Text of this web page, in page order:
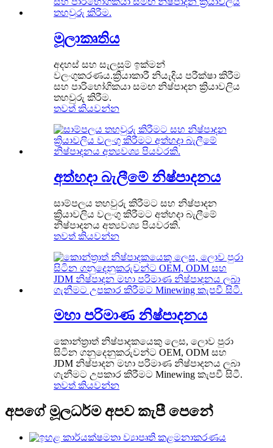
මූලාකෘතිය
අදහස් සහ සැලසුම් ඉක්මන්
වලංගුකරණය.ක්‍රියාකාරී නියැදිය පරීක්ෂා කිරීම
සහ පාරිභෝගිකයා සමඟ නිෂ්පාදන ක්‍රියාවලිය
තහවුරු කිරීම.
තවත් කියවන්න
අත්හදා බැලීමේ නිෂ්පාදනය
සාම්පලය තහවුරු කිරීමට සහ නිෂ්පාදන
ක්‍රියාවලිය වලංගු කිරීමට අත්හදා බැලීමේ
නිෂ්පාදනය අත්‍යවශ්‍ය පියවරකි.
තවත් කියවන්න
මහා පරිමාණ නිෂ්පාදනය
කොන්ත්‍රාත් නිෂ්පාදකයෙකු ලෙස, ලොව පුරා
සිටින ගනුදෙනුකරුවන්ට OEM, ODM සහ
JDM නිෂ්පාදන මහා පරිමාණ නිෂ්පාදනය ලබා
ගැනීමට උපකාර කිරීමට Minewing කැපවී සිටී.
තවත් කියවන්න
අපගේ මූලධර්ම අපව කැපී පෙනේ